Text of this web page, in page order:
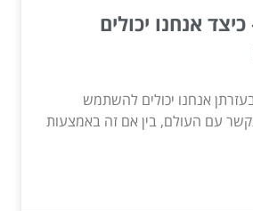
019 – כיצד אנחנו יכולים
אנחנו יכולים להשתמש
עם העולם, בין אם זה באמצעות